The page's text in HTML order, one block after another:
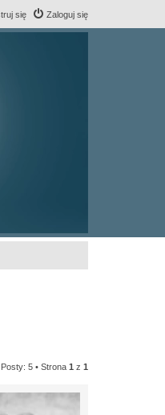
Zaloguj się
się
Posty: 5 • Strona 1 z 1